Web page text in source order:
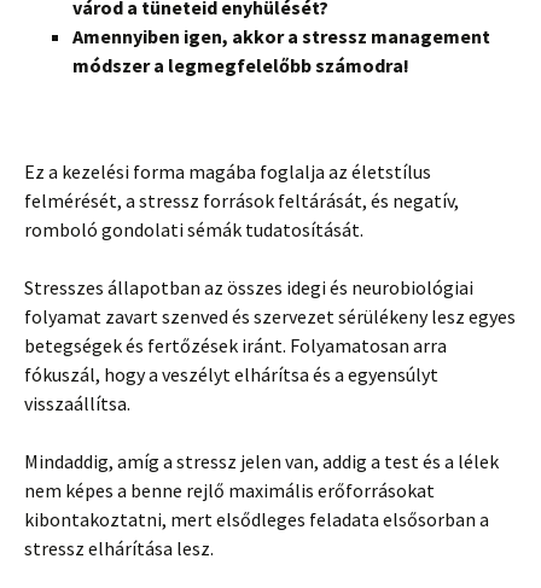
várod a tüneteid enyhülését?
Amennyiben igen, akkor a stressz management
módszer a legmegfelelőbb számodra!
Ez a kezelési forma magába foglalja az életstílus
felmérését, a stressz források feltárását, és negatív,
romboló gondolati sémák tudatosítását.
Stresszes állapotban az összes idegi és neurobiológiai
folyamat zavart szenved és szervezet sérülékeny lesz egyes
betegségek és fertőzések iránt. Folyamatosan arra
fókuszál, hogy a veszélyt elhárítsa és a egyensúlyt
visszaállítsa.
Mindaddig, amíg a stressz jelen van, addig a test és a lélek
nem képes a benne rejlő maximális erőforrásokat
kibontakoztatni, mert elsődleges feladata elsősorban a
stressz elhárítása lesz.